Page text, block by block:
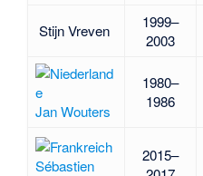
Stijn Vreven
1999–
2003
Jan Wouters
1980–
1986
Sébastien
2015–